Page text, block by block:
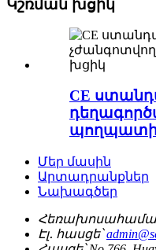
Կշռման խցիկ
CE
Մեր մասին
Արտադրանքներ
Նախագծեր
Էլ․ հասցե՝